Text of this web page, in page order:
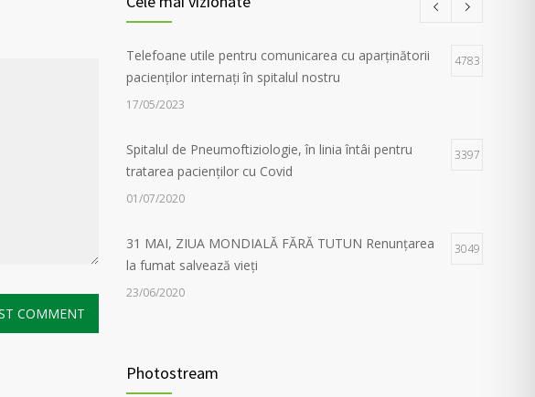
Iluminarea în roșu a unor clădiri emblematice din Sibiu
a marcat, în mod simbolic, solidaritatea autorităților
locale în lupta împotriva tuberculozei, de Ziua
1
06/04/2026
Telefoane utile pentru comunicarea cu aparținătorii
pacienților internați în spitalul nostru
4783
17/05/2023
Spitalul de Pneumoftiziologie, în linia întâi pentru
tratarea pacienților cu Covid
3397
01/07/2020
31 MAI, ZIUA MONDIALĂ FĂRĂ TUTUN Renunțarea
la fumat salvează vieți
3049
23/06/2020
Photostream